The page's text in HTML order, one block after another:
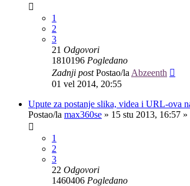
1
2
3
21 Odgovori
1810196 Pogledano
Zadnji postPostao/la Abzeenth
01 vel 2014, 20:55
Upute za postanje slika, videa i URL-ova
Postao/la max360se » 15 stu 2013, 16:57 »
1
2
3
22 Odgovori
1460406 Pogledano